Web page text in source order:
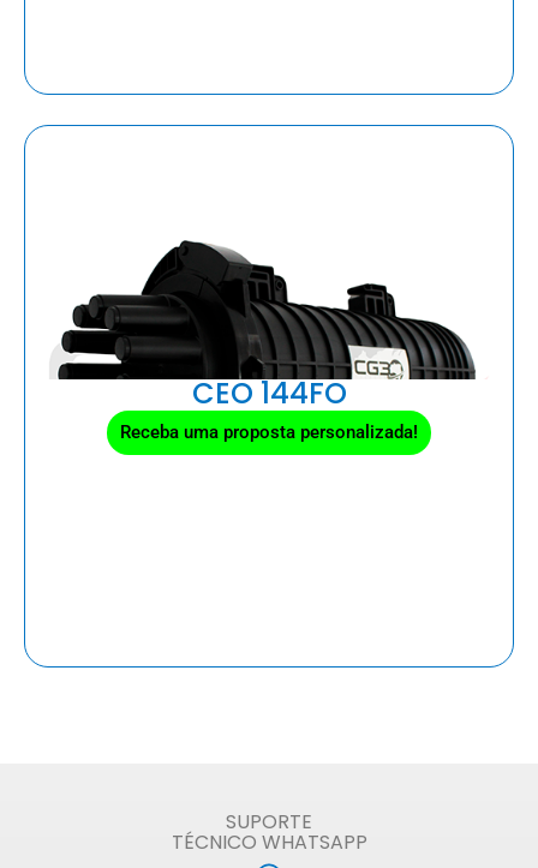
CEO 144FO
Receba uma proposta personalizada!
SUPORTE
TÉCNICO WHATSAPP